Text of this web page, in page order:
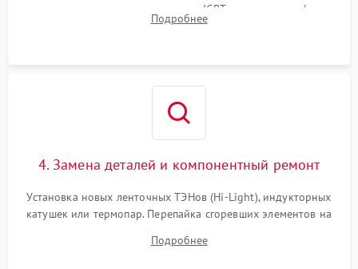
модуля, реле, диодных мостов и IGBT-транзисторов (для
индукции). Проверка кранов и газ-контроля (для газовых
Подробнее
4. Замена деталей и компонентный ремонт
Установка новых ленточных ТЭНов (Hi-Light), индукторных
катушек или термопар. Перепайка сгоревших элементов на
дорожек. Очистка контактов и замена поврежденной
Подробнее